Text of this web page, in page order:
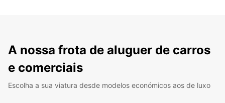
A nossa frota de aluguer de carros
e comerciais
Escolha a sua viatura desde modelos económicos aos de luxo